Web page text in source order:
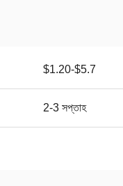
$1.20-$5.7
2-3 সপ্তাহ